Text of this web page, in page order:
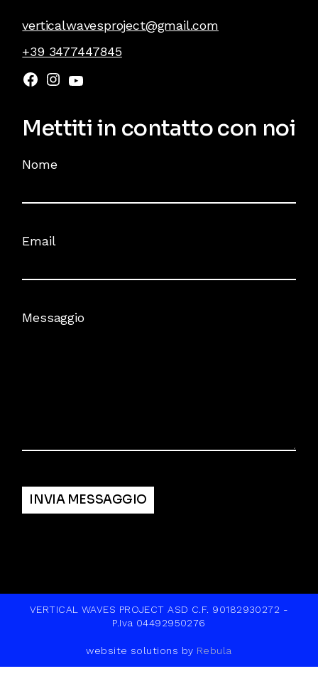
verticalwavesproject@gmail.com
+39 3477447845
Mettiti in contatto con noi
Nome
Email
Messaggio
INVIA MESSAGGIO
VERTICAL WAVES PROJECT ASD C.F. 90182930272 -
P.Iva 04492950276
website solutions by Rebula